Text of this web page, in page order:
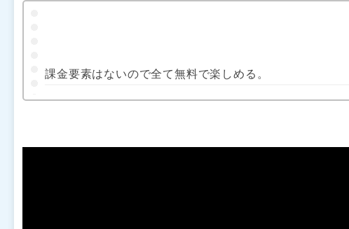
課金要素はないので全て無料で楽しめる。